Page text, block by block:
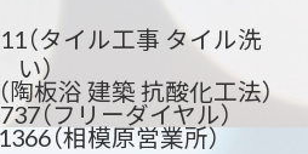
（タイル工事 タイル洗
い）
板浴 建築 抗酸化工法）
フリーダイヤル）
（相模原営業所）